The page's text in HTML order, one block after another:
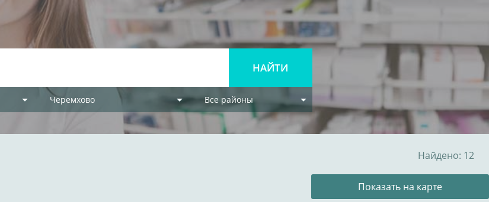
Черемхово Все районы
Найдено: 12
Показать на карте